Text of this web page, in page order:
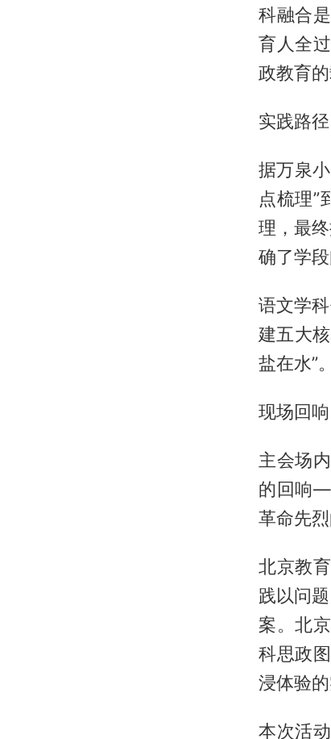
科融合
育人全
政教育的
实践路
据万泉
点梳理”
理，最
确了学
语文学
建五大
盐在水”。
现场回
主会场
的回响
革命先
北京教
践以问
案。北
科思政
浸体验
本次活